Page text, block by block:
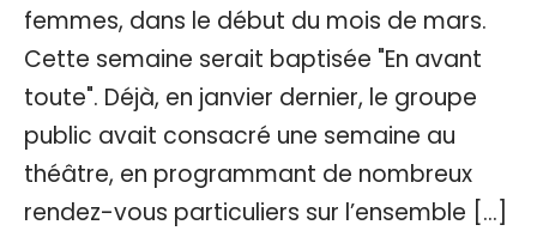
femmes, dans le début du mois de mars.
Cette semaine serait baptisée "En avant
toute". Déjà, en janvier dernier, le groupe
public avait consacré une semaine au
théâtre, en programmant de nombreux
rendez-vous particuliers sur l’ensemble […]